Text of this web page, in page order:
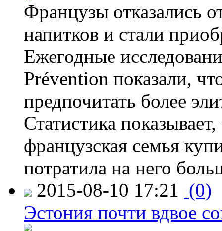
Французы отказались
напитков и стали
Ежегодные
Prévention показали,
предпочитать более
Статистика
французская семья
потратила на него
2015-08-10 17:21 (0)
Эстония почти вдвое